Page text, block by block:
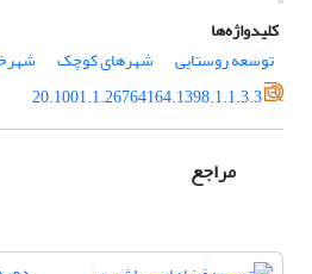
کلیدواژه‌ها
توسعه روستایی
شهرهای کوچک
20.1001.1.26764164.1398.1.1.3.3
مراجع